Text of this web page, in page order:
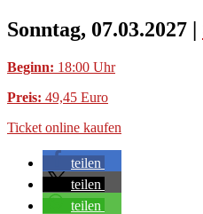
Sonntag, 07.03.2027 |
Beginn: 18:00 Uhr
Preis: 49,45 Euro
Ticket online kaufen
teilen
teilen
teilen